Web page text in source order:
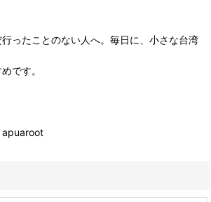
ったことのない人へ。毎日に、小さな台湾
です。
apuaroot